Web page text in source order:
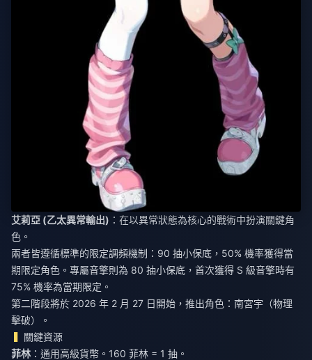
艾莉亞 (乙太異常輸出) ：在以異常狀態為核心的戰術中扮演關鍵角
色。
兩者皆遵循標準的限定調頻機制：90 抽小保底，50% 機率獲得當
期限定角色。專屬音擎則為 80 抽小保底，首次獲得 S 級音擎時有
75% 機率為當期限定。
第二階段將於 2026 年 2 月 27 日開始，推出角色：南宮宇（物理
擊破）。
關鍵資源
菲林 ：通用高級貨幣。160 菲林 = 1 抽。